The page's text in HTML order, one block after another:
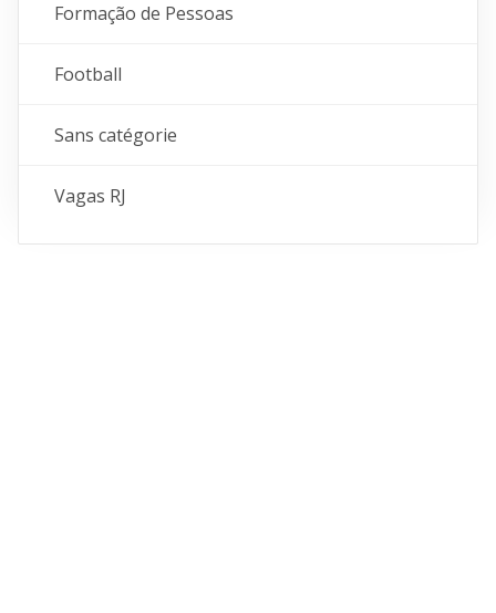
Formação de Pessoas
Football
Sans catégorie
Vagas RJ